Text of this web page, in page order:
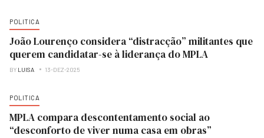
POLITICA
João Lourenço considera “distracção” militantes que
querem candidatar-se à liderança do MPLA
BY LUISA 13-DEZ-2025
POLITICA
MPLA compara descontentamento social ao
“desconforto de viver numa casa em obras”